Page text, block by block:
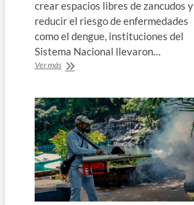
crear espacios libres de zancudos y
reducir el riesgo de enfermedades
como el dengue, instituciones del
Sistema Nacional llevaron…
Ver másContinúan
por
combatir
al
zancudo
transmisor
del
dengue